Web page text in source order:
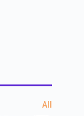
All